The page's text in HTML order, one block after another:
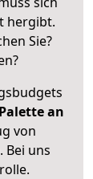
hergibt.
Sie?
an
von
Bei uns